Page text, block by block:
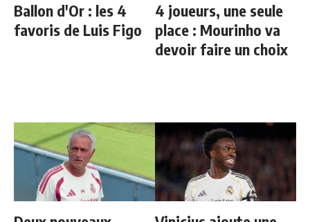
Ballon d'Or : les 4
favoris de Luis Figo
4 joueurs, une seule
place : Mourinho va
devoir faire un choix